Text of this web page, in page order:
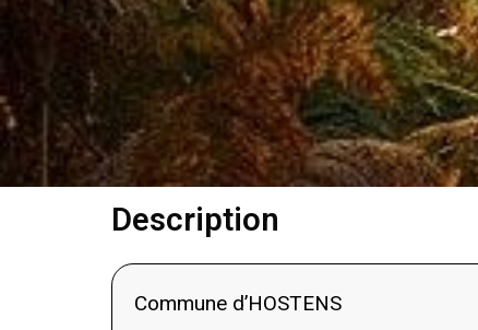
Description
Commune d’HOSTENS